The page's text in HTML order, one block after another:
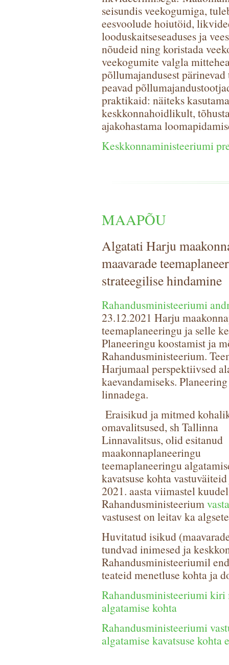
seisundis veekogumiga,
eesvoolude hoiutöid,
looduskaitseseaduses ja
nõudeid ning koristada
veekogumite valgla
põllumajandusest
peavad
praktikaid: näiteks
keskkonnahoidlikult,
ajakohastama
Keskkonnaministeeriumi
MAAPÕU
Algatati Harju
maavarade
strateegilise hindamine
Rahandusministeeriumi
23.12.2021 Harju
teemaplaneeringu ja selle
Planeeringu koostamist ja
Rahandusministeerium.
Harjumaal perspektiivsed
kaevandamiseks.
linnadega.
Eraisikud ja mitmed
omavalitsused, sh Tallinna
Linnavalitsus, olid esitanud
maakonnaplaneeringu
teemaplaneeringu
kavatsuse kohta
2021. aasta viimastel
Rahandusministeerium
vastusest on leitav ka
Huvitatud isikud
tundvad inimesed ja
Rahandusministeeriumil
teateid menetluse kohta ja
Rahandusministeeriumi kiri
algatamise kohta
Rahandusministeeriumi
algatamise kavatsuse kohta